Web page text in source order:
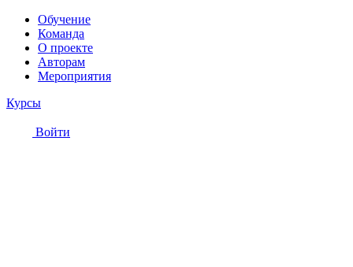
Обучение
Команда
О проекте
Авторам
Мероприятия
Курсы
Войти